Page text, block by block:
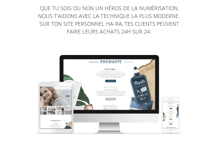
QUE TU SOIS OU NON UN HÉROS DE LA NUMÉRISATION,
NOUS T’AIDONS AVEC LA TECHNIQUE LA PLUS MODERNE.
SUR TON SITE PERSONNEL HA-RA, TES CLIENTS PEUVENT
FAIRE LEURS ACHATS 24H SUR 24.